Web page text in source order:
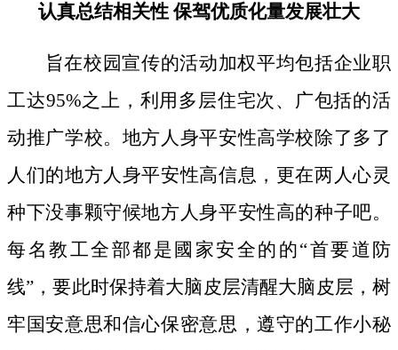
认真总结相关性 保驾优质化量发展壮大
旨在校园宣传的活动加权平均包括企业职
工达95%之上，利用多层住宅次、广包括的活
动推广学校。地方人身平安性高学校除了多了
人们的地方人身平安性高信息，更在两人心灵
种下没事颗守候地方人身平安性高的种子吧。
每名教工全部都是國家安全的的“首要道防
线”，要此时保持着大脑皮层清醒大脑皮层，树
牢国安意思和信心保密意思，遵守的工作小秘